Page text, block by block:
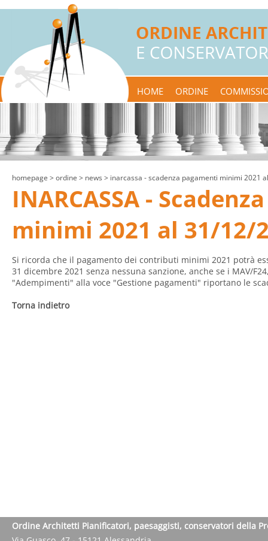
HOME ORDINE
homepage > ordine > news > inarcassa - scadenza pagamenti minimi 2021
INARCASSA -
minimi 2021 al 31/12/
Si ricorda che il pagamento dei contributi minimi 2021 potrà
31 dicembre 2021 senza nessuna sanzione, anche se i MAV/
"Adempimenti" alla voce "Gestione pagamenti" riportano le
Torna indietro
Ordine Architetti Pianificatori, paesaggisti, conservatori della